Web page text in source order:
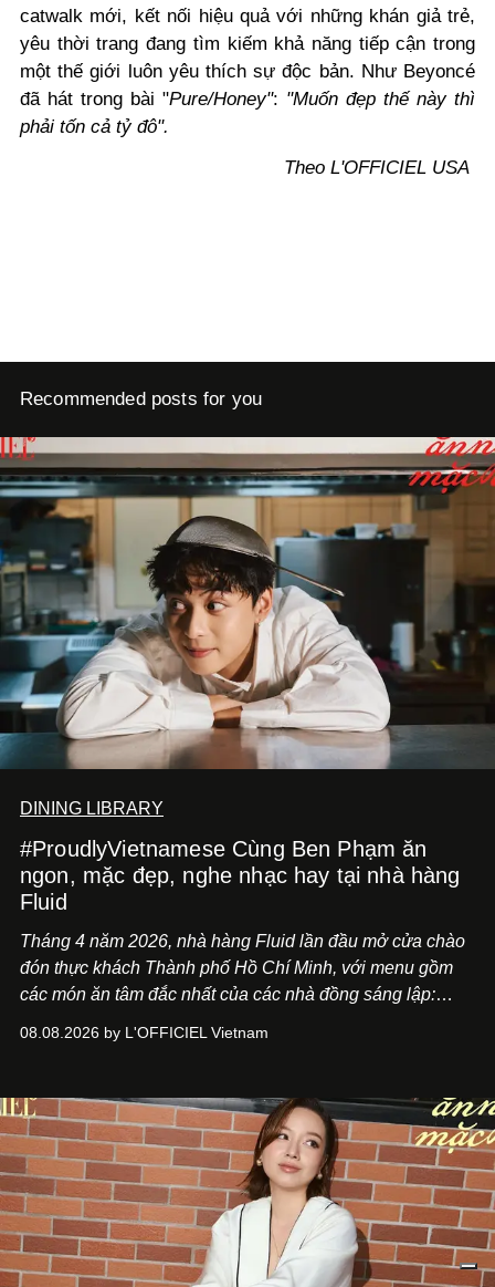
catwalk mới, kết nối hiệu quả với những khán giả trẻ,
yêu thời trang đang tìm kiếm khả năng tiếp cận trong
một thế giới luôn yêu thích sự độc bản. Như Beyoncé
đã hát trong bài "Pure/Honey": "Muốn đẹp thế này thì
phải tốn cả tỷ đô".
Theo L'OFFICIEL USA
Recommended posts for you
DINING LIBRARY
#ProudlyVietnamese Cùng Ben Phạm ăn
ngon, mặc đẹp, nghe nhạc hay tại nhà hàng
Fluid
Tháng 4 năm 2026, nhà hàng Fluid lần đầu mở cửa chào
đón thực khách Thành phố Hồ Chí Minh, với menu gồm
các món ăn tâm đắc nhất của các nhà đồng sáng lập:
món ăn đa dạng từ Á đến Âu nhanh chóng được yêu thích
mang đến niềm vui cho thực khách.
08.08.2026 by L'OFFICIEL Vietnam